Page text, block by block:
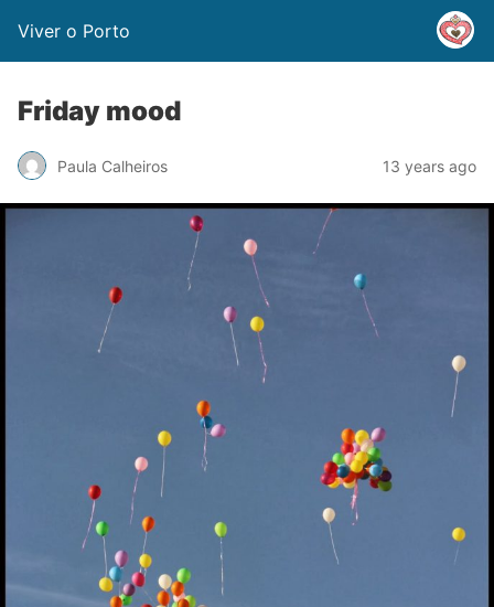
Viver o Porto
Friday mood
Paula Calheiros 13 years ago